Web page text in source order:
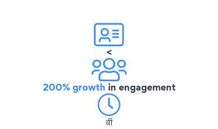
<
200% growth in engagement
वी